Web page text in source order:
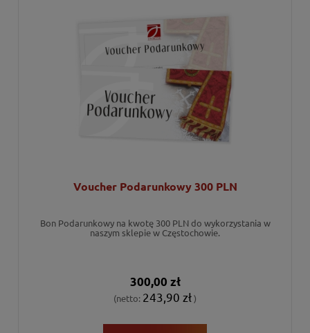
Voucher Podarunkowy 300 PLN
Bon Podarunkowy na kwotę 300 PLN do wykorzystania w
naszym sklepie w Częstochowie.
300,00 zł
(netto: 243,90 zł)